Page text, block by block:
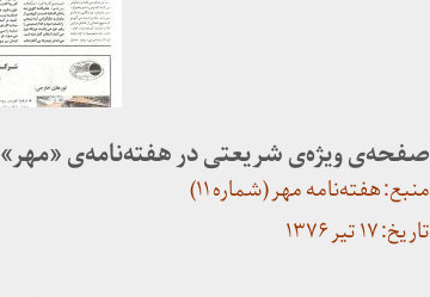
صفحه‌ی ویژه‌ی شریعتی در هفته‌نامه‌ی «مهر»
منبع: هفته‌نامه مهر (شماره ۱۱)
تاریخ: ۱۷ تیر ۱۳۷۶